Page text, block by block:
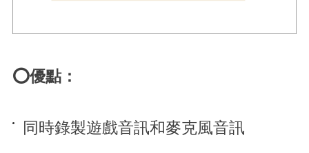
⭕優點：
同時錄製遊戲音訊和麥克風音訊